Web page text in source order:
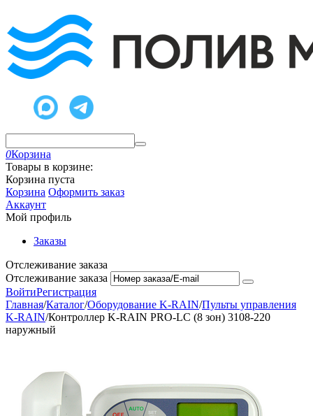
0Корзина
Товары в корзине:
Корзина пуста
Корзина Оформить заказ
Аккаунт
Мой профиль
Заказы
Отслеживание заказа
Отслеживание заказа
ВойтиРегистрация
Главная/Каталог/Оборудование K-RAIN/Пульты управления
K-RAIN/Контроллер K-RAIN PRO-LC (8 зон) 3108-220
наружный